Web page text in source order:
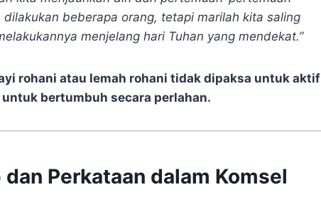
beberapa orang, tetapi marilah kita saling
menjelang hari Tuhan yang mendekat.”
rohani atau lemah rohani tidak dipaksa untuk aktif
bertumbuh secara perlahan.
Perkataan dalam Komsel